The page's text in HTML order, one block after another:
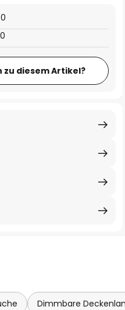
zu diesem Artikel?
Dimmbare